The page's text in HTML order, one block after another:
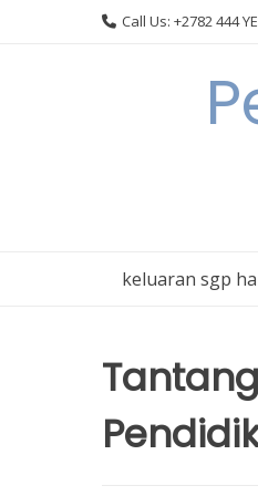
Call Us: +2782 444
keluaran sgp